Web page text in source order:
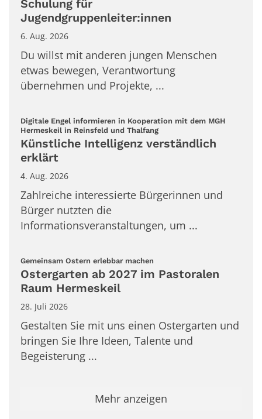
Schulung für
Jugendgruppenleiter:innen
6. Aug. 2026
Du willst mit anderen jungen Menschen
etwas bewegen, Verantwortung
übernehmen und Projekte, ...
Digitale Engel informieren in Kooperation mit dem MGH
Hermeskeil in Reinsfeld und Thalfang:
Künstliche Intelligenz verständlich
erklärt
4. Aug. 2026
Zahlreiche interessierte Bürgerinnen und
Bürger nutzten die
Informationsveranstaltungen, um ...
Gemeinsam Ostern erlebbar machen
Ostergarten ab 2027 im Pastoralen
Raum Hermeskeil
28. Juli 2026
Gestalten Sie mit uns einen Ostergarten und
bringen Sie Ihre Ideen, Talente und
Begeisterung ...
Mehr anzeigen